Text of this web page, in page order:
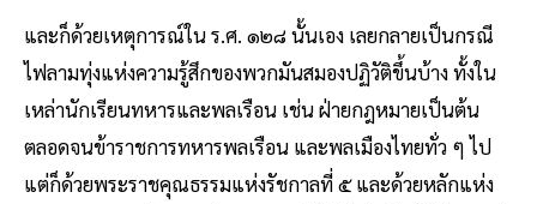
และก็ด้วยเหตุการณ์ใน ร.ศ. ๑๒๘ นั้นเอง เลยกลายเป็นกรณี
ไฟลามทุ่งแห่งความรู้สึกของพวกมันสมองปฏิวัติขึ้นบ้าง ทั้งใน
เหล่านักเรียนทหารและพลเรือน เช่น ฝ่ายกฎหมายเป็นต้น
ตลอดจนข้าราชการทหารพลเรือน และพลเมืองไทยทั่ว ๆ ไป
แต่ก็ด้วยพระราชคุณธรรมแห่งรัชกาลที่ ๕ และด้วยหลักแห่ง